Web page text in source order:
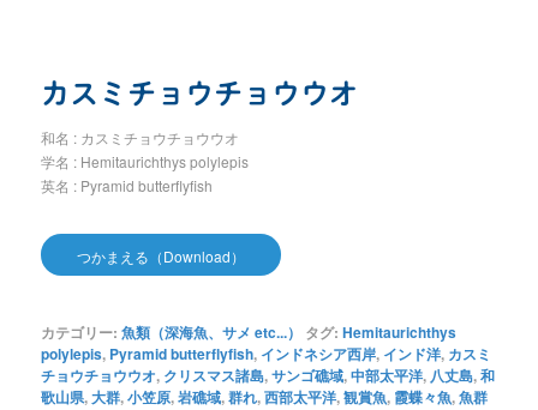
カスミチョウチョウウオ
和名 : カスミチョウチョウウオ
学名 : Hemitaurichthys polylepis
英名 : Pyramid butterflyfish
つかまえる（Download）
カテゴリー: 魚類（深海魚、サメ etc...） タグ: Hemitaurichthys
polylepis, Pyramid butterflyfish, インドネシア西岸, インド洋, カスミ
チョウチョウウオ, クリスマス諸島,サンゴ礁域,中部太平洋, 八丈島,和
歌山県,大群,小笠原,岩礁域,群れ,西部太平洋,観賞魚, 霞蝶々魚,魚群